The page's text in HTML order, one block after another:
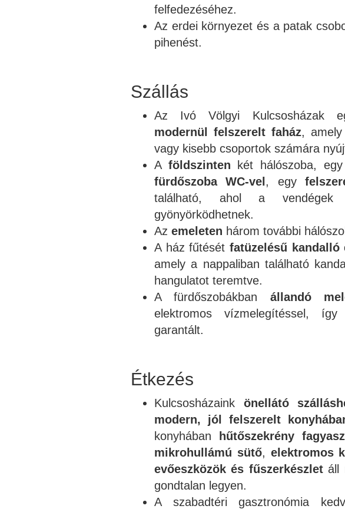
felfedezéséhez.
Az erdei környezet és a patak
pihenést.
Szállás
Az Ivó Völgyi Kulcsosházak
modernül felszerelt faház, amely
vagy kisebb csoportok számára
A földszinten két hálószoba, egy
fürdőszoba WC-vel , egy
található, ahol a vendégek
gyönyörködhetnek.
Az emeleten három további
A ház fűtését fatüzelésű kandalló
amely a nappaliban található
hangulatot teremtve.
A fürdőszobákban állandó
elektromos vízmelegítéssel,
garantált.
Étkezés
Kulcsosházaink önellátó
modern, jól felszerelt
konyhában
hűtőszekrény
mikrohullámú sütő, elektromos
evőeszközök és fűszerkészletáll
gondtalan legyen.
A szabadtéri gasztronómia